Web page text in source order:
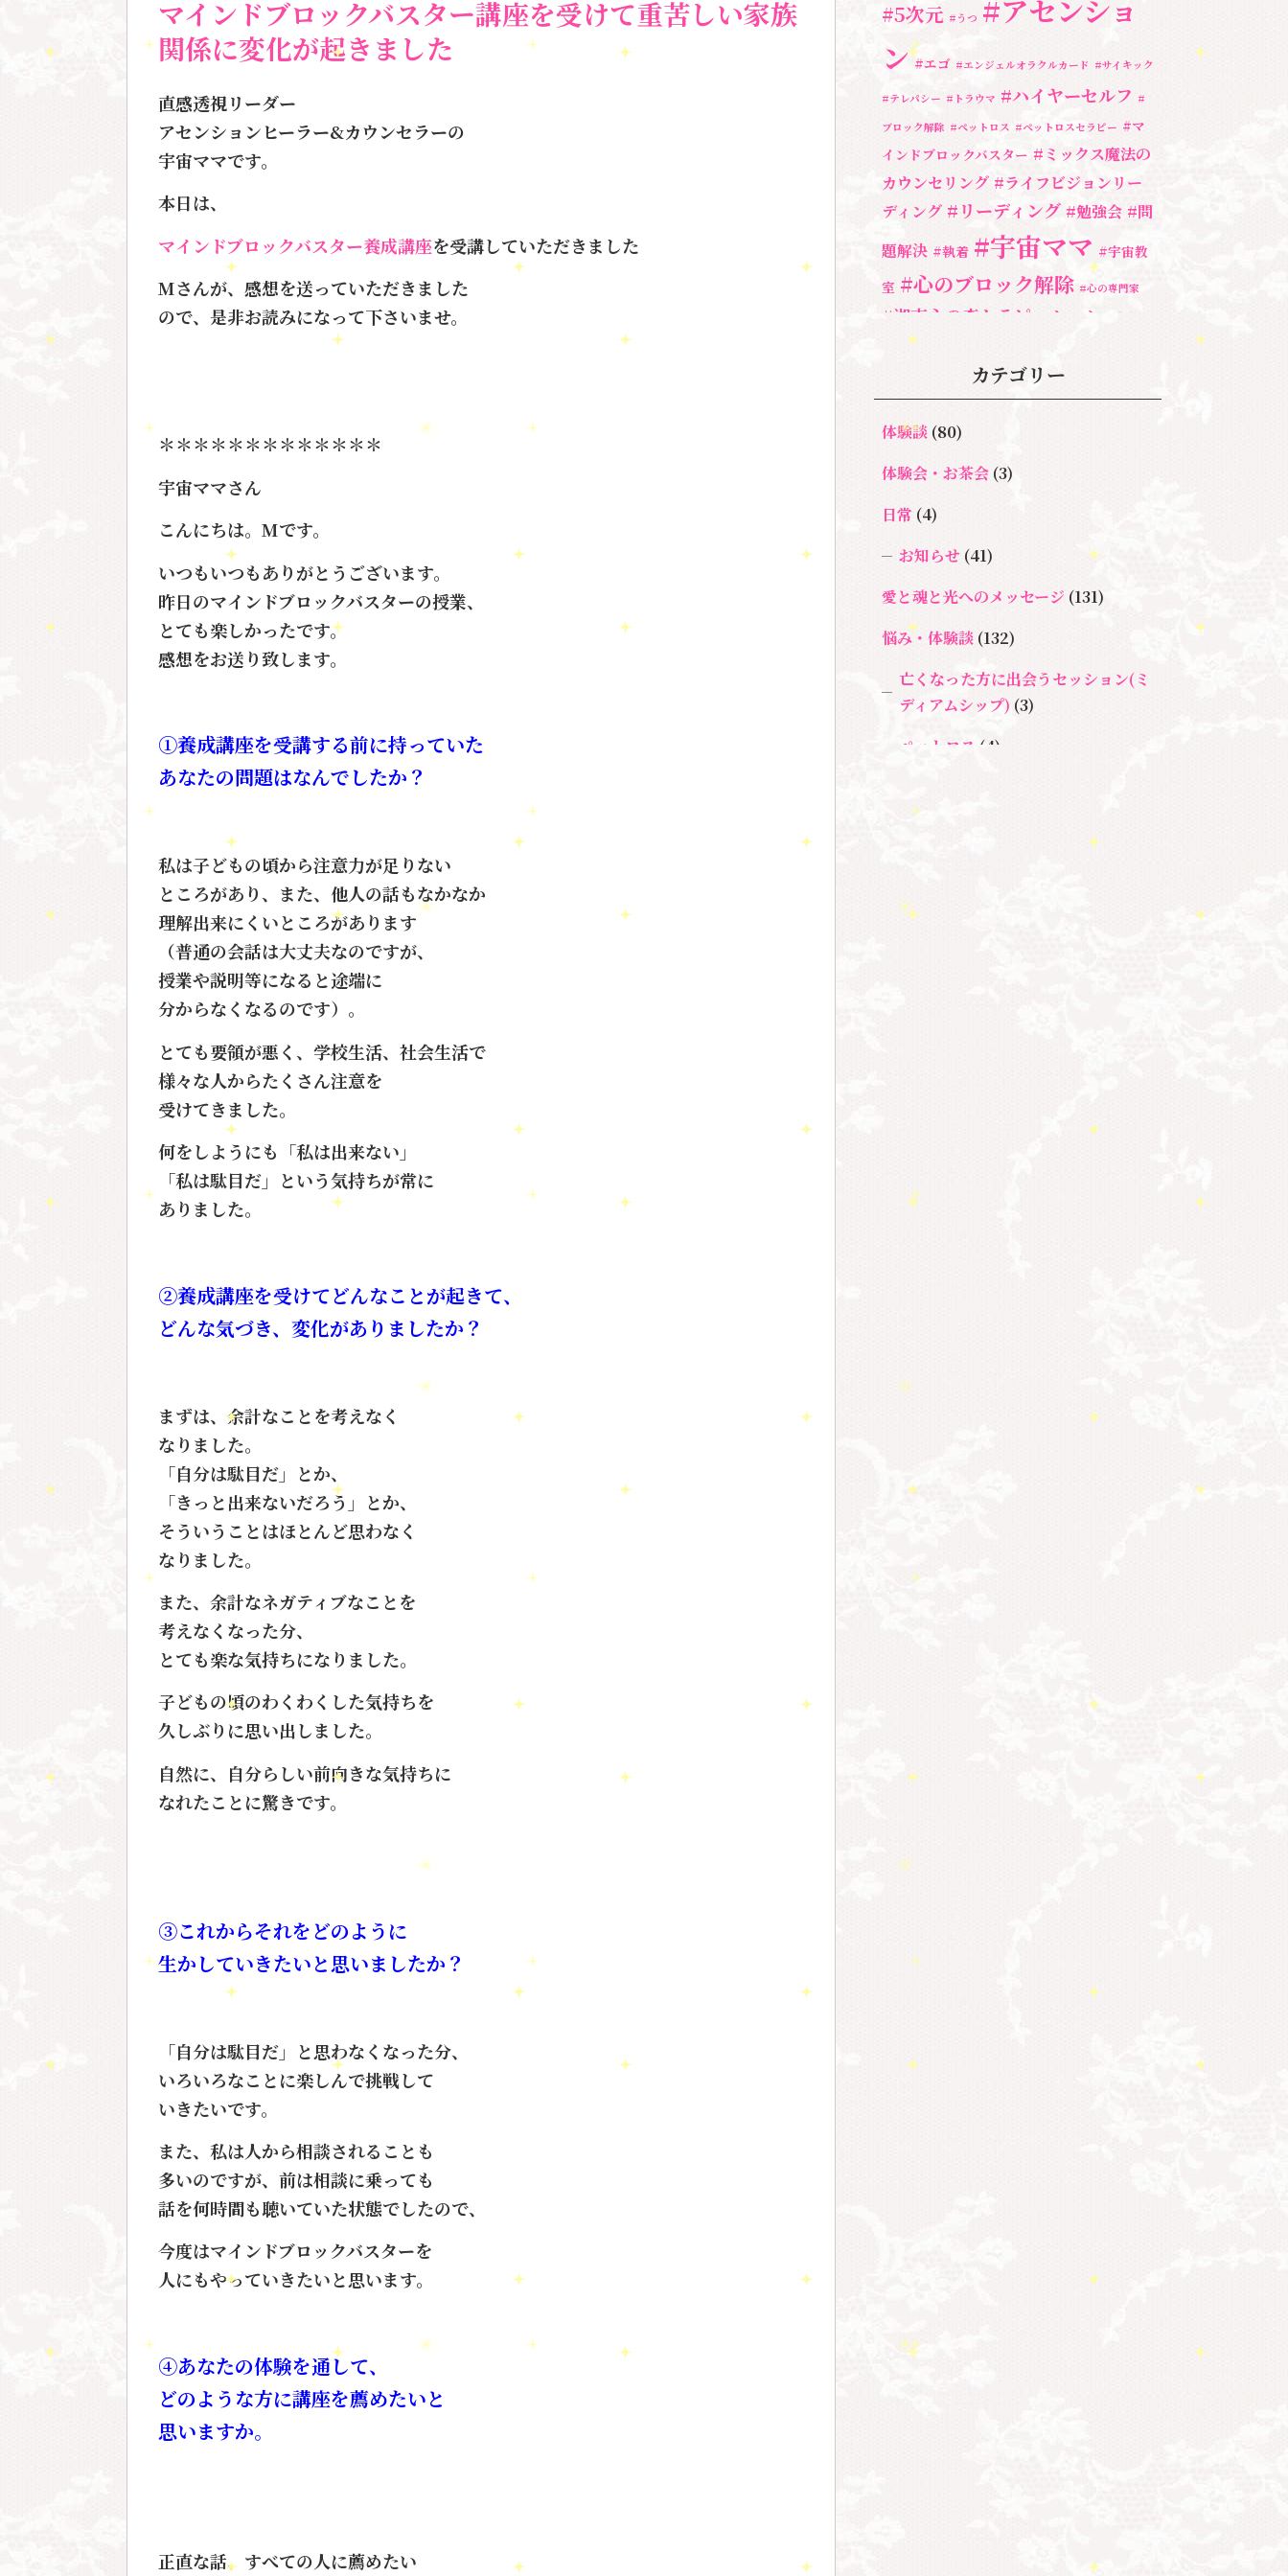
マインドブロックバスター講座を受けて重苦しい家族
関係に変化が起きました
直感透視リーダー
アセンションヒーラー&カウンセラーの
宇宙ママです。
本日は、
マインドブロックバスター養成講座を受講していただきました
Mさんが、感想を送っていただきました
ので、是非お読みになって下さいませ。
＊＊＊＊＊＊＊＊＊＊＊＊＊
宇宙ママさん
こんにちは。Mです。
いつもいつもありがとうございます。
昨日のマインドブロックバスターの授業、
とても楽しかったです。
感想をお送り致します。
①養成講座を受講する前に持っていた
あなたの問題はなんでしたか？
私は子どもの頃から注意力が足りない
ところがあり、また、他人の話もなかなか
理解出来にくいところがあります
（普通の会話は大丈夫なのですが、
授業や説明等になると途端に
分からなくなるのです）。
とても要領が悪く、学校生活、社会生活で
様々な人からたくさん注意を
受けてきました。
何をしようにも「私は出来ない」
「私は駄目だ」という気持ちが常に
ありました。
②養成講座を受けてどんなことが起きて、
どんな気づき、変化がありましたか？
まずは、余計なことを考えなく
なりました。
「自分は駄目だ」とか、
「きっと出来ないだろう」とか、
そういうことはほとんど思わなく
なりました。
また、余計なネガティブなことを
考えなくなった分、
とても楽な気持ちになりました。
子どもの頃のわくわくした気持ちを
久しぶりに思い出しました。
自然に、自分らしい前向きな気持ちに
なれたことに驚きです。
③これからそれをどのように
生かしていきたいと思いましたか？
「自分は駄目だ」と思わなくなった分、
いろいろなことに楽しんで挑戦して
いきたいです。
また、私は人から相談されることも
多いのですが、前は相談に乗っても
話を何時間も聴いていた状態でしたので、
今度はマインドブロックバスターを
人にもやっていきたいと思います。
④あなたの体験を通して、
どのような方に講座を薦めたいと
思いますか。
正直な話、すべての人に薦めたい
#5次元 #うつ #アセンショ
ン #エゴ #エンジェルオラクルカード #サイキック
#テレパシー #トラウマ #ハイヤーセルフ #
ブロック解除 #ペットロス #ペットロスセラピー #マ
インドブロックバスター #ミックス魔法の
カウンセリング #ライフビジョンリー
ディング #リーディング #勉強会 #問
題解決 #執着 #宇宙ママ #宇宙教
室 #心のブロック解除 #心の専門家
#湘南心の森セラピールーム
#自分と
向き合う
#３次元 人間関係 奇跡
ころ 新着情報 魂
＃アセンシ
ョン ＃イヤーリーディング
ラクルカード ＃ハイヤーセルフ
＃マインドブロックバ
スター養成講座
＃心のブロック
める
カテゴリー
体験談 (80)
体験会・お茶会 (3)
日常 (4)
お知らせ(41)
愛と魂と光へのメッセージ (131)
悩み・体験談 (132)
亡くなった方に出会うセッション(ミ
ディアムシップ) (3)
ペットロス (4)
セミナー情報